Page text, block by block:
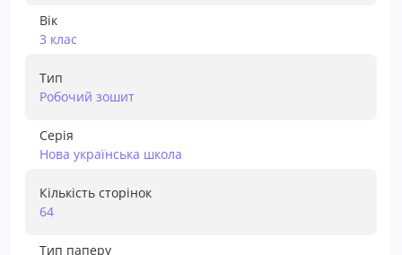
Вік
3 клас
Тип
Робочий зошит
Серія
Нова українська школа
Кількість сторінок
64
Тип паперу